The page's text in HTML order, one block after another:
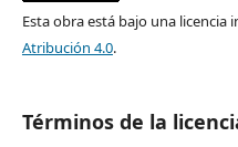
Esta obra está bajo una licencia
Atribución 4.0.
Términos de la